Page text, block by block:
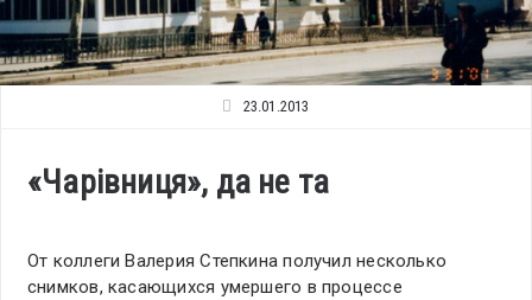
23.01.2013
«Чарiвниця», да не та
От коллеги Валерия Степкина получил несколько
снимков, касающихся умершего в процессе